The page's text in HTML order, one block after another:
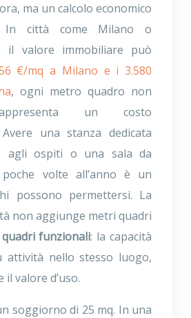
ma un calcolo economico
In città come Milano o
il valore immobiliare può
€/mq a Milano e i 3.580
, ogni metro quadro non
un costo
Avere una stanza dedicata
agli ospiti o una sala da
volte all’anno è un
possono permettersi. La
non aggiunge metri quadri
funzionali: la capacità
attività nello stesso luogo,
valore d’uso.
soggiorno di 25 mq. In una